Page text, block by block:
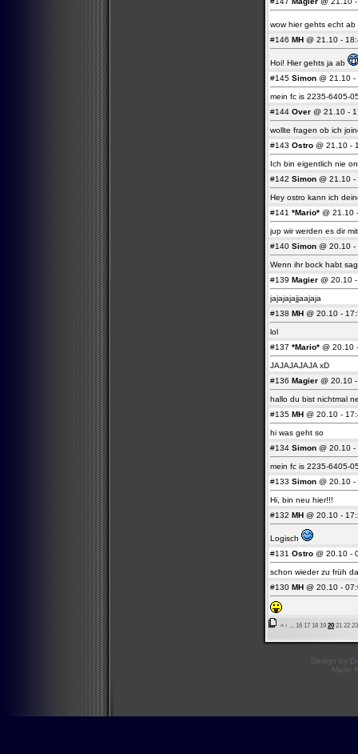
wow hier gehts echt
#146 MH @ 21.10 -
Hoi! Hier gehts ja ab
#145 Simon @ 21.10
mein fc is 2235-6405-
#144 Over @ 21.10 -
wollte fragen ob ich
#143 Ostro @ 21.10 -
Ich bin eigentlich nie
#142 Simon @ 21.10
Hey ostro kann ich
#141 *Mario* @ 21.10
jup wir werden es dir
#140 Simon @ 20.10
Wenn ihr bock habt
#139 Magier @ 20.10
jajajajajjaajaja
#138 MH @ 20.10 -
lol
#137 *Mario* @ 20.10
JAJAJAJAJA xD
#136 Magier @ 20.10
hallo du bist nichtmal
#135 MH @ 20.10 -
hi was geht so
#134 Simon @ 20.10
mein fc is 2235-6405-
#133 Simon @ 20.10
Hi, bin neu hier!!!
#132 MH @ 20.10 -
Logisch
#131 Ostro @ 20.10 -
schon wieder zu früh
#130 MH @ 20.10 -
« ‹ 16 17 18 19 20 21 22 23
Design by
Mario